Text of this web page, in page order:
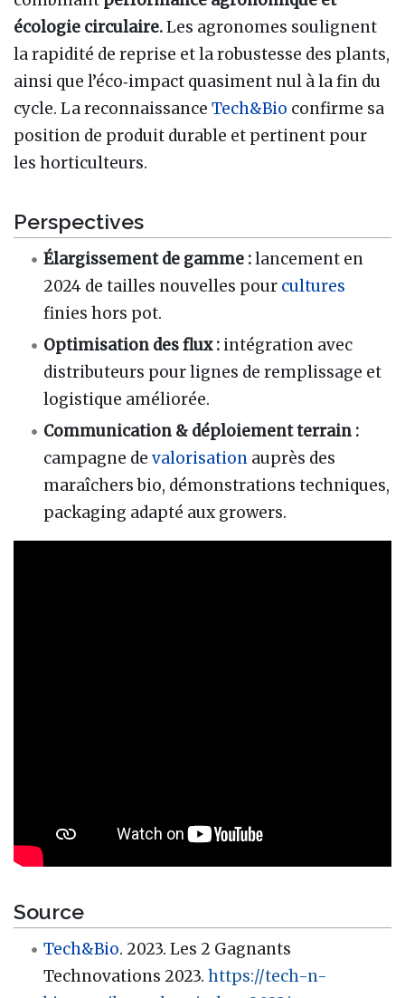
écologie circulaire.Les agronomes soulignent
la rapidité de reprise et la robustesse des plants,
ainsi que l’éco‑impact quasiment nul à la fin du
cycle. La reconnaissance Tech&Bio confirme sa
position de produit durable et pertinent pour
les horticulteurs.
Perspectives
Élargissement de gamme :lancement en
2024 de tailles nouvelles pour cultures
finies hors pot.
Optimisation des flux : intégration avec
distributeurs pour lignes de remplissage et
logistique améliorée.
Communication & déploiement terrain :
campagne devalorisation auprès des
maraîchers bio, démonstrations techniques,
packaging adapté aux growers.
Source
Tech&Bio. 2023. Les 2 Gagnants
Technovations 2023.https://tech-n-